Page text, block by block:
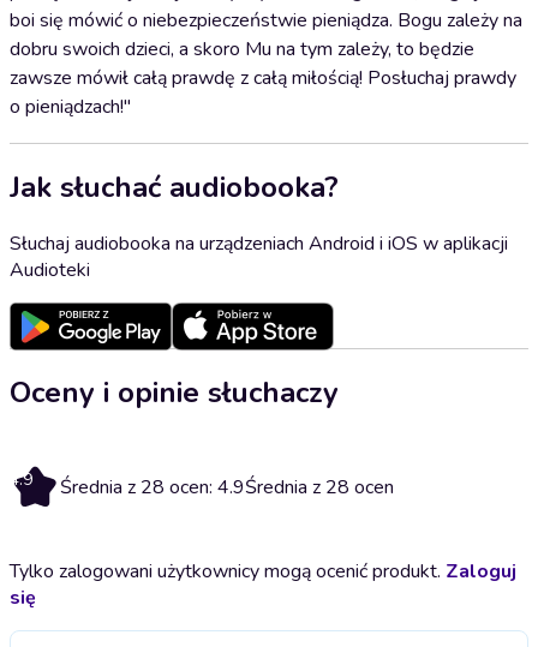
boi się mówić o niebezpieczeństwie pieniądza. Bogu zależy na
dobru swoich dzieci, a skoro Mu na tym zależy, to będzie
zawsze mówił całą prawdę z całą miłością! Posłuchaj prawdy
o pieniądzach!"
Jak słuchać audiobooka?
Słuchaj audiobooka na urządzeniach Android i iOS w aplikacji
Audioteki
Oceny i opinie słuchaczy
4.9 Średnia z 28 ocen: 4.9Średnia z 28 ocen
Tylko zalogowani użytkownicy mogą ocenić produkt. Zaloguj
się